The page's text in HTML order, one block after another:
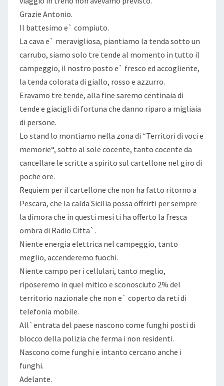
Grazie Antonio.
Il battesimo e` compiuto.
La cava e` meravigliosa, piantiamo la tenda sotto un
carrubo, siamo solo tre tende al momento in tutto il
campeggio, il nostro posto e` fresco ed accogliente,
la tenda colorata di giallo, rosso e azzurro.
Eravamo tre tende, alla fine saremo centinaia di
tende e giacigli di fortuna che danno riparo a migliaia
di persone.
Lo stand lo montiamo nella zona di “Territori di voci e
memorie“, sotto al sole cocente, tanto cocente da
cancellare le scritte a spirito sul cartellone nel giro di
poche ore.
Requiem per il cartellone che non ha fatto ritorno a
Pescara, che la calda Sicilia possa offrirti per sempre
la dimora che in questi mesi ti ha offerto la fresca
ombra di Radio Citta`.
Niente energia elettrica nel campeggio, tanto
meglio, accenderemo fuochi.
Niente campo per i cellulari, tanto meglio,
riposeremo in quel mitico e sconosciuto 2% del
territorio nazionale che non e` coperto da reti di
telefonia mobile.
All`entrata del paese nascono come funghi posti di
blocco della polizia che ferma i non residenti.
Nascono come funghi e intanto cercano anche i
funghi.
Adelante.